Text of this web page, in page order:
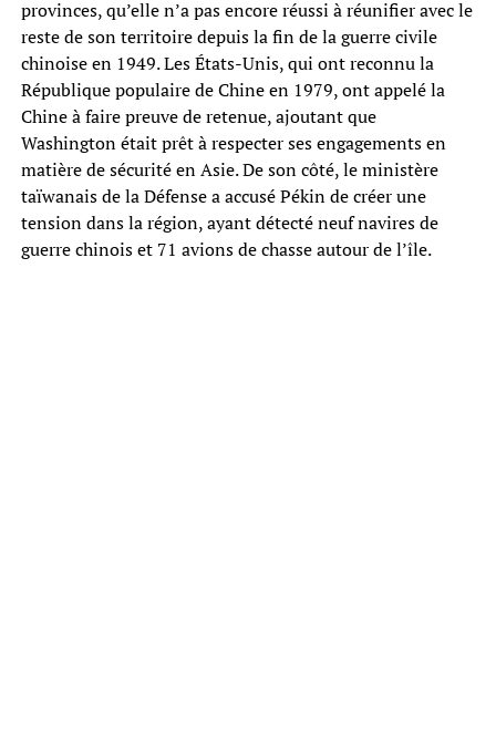
provinces, qu’elle n’a pas encore réussi à réunifier avec le
reste de son territoire depuis la fin de la guerre civile
chinoise en 1949. Les États-Unis, qui ont reconnu la
République populaire de Chine en 1979, ont appelé la
Chine à faire preuve de retenue, ajoutant que
Washington était prêt à respecter ses engagements en
matière de sécurité en Asie. De son côté, le ministère
taïwanais de la Défense a accusé Pékin de créer une
tension dans la région, ayant détecté neuf navires de
guerre chinois et 71 avions de chasse autour de l’île.